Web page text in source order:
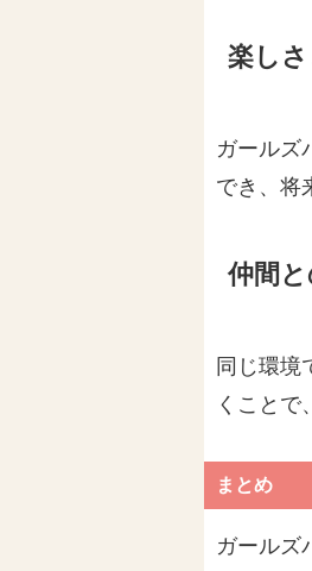
楽し
ガールズ
でき、将
仲間
同じ環境
くことで
まとめ
ガールズ